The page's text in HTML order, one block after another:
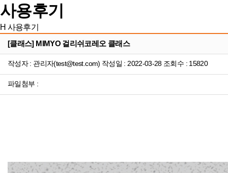
사용후기
H 사용후기
[클래스] MIMYO 걸리쉬코레오 클래스
작성자 : 관리자(test@test.com) 작성일 : 2022-03-28 조회수 : 15820
파일첨부 :